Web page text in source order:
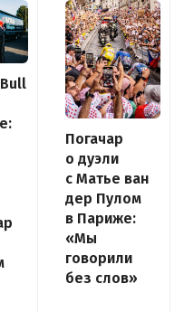
Погачар
о дуэли
с Матье ван
дер Пулом
в Париже:
«Мы
говорили
без слов»